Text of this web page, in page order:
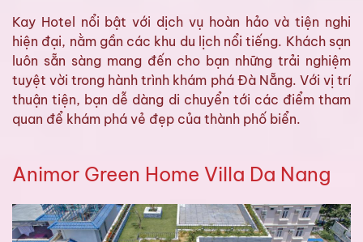
Kay Hotel nổi bật với dịch vụ hoàn hảo và tiện nghi
hiện đại, nằm gần các khu du lịch nổi tiếng. Khách sạn
luôn sẵn sàng mang đến cho bạn những trải nghiệm
tuyệt vời trong hành trình khám phá Đà Nẵng. Với vị trí
thuận tiện, bạn dễ dàng di chuyển tới các điểm tham
quan để khám phá vẻ đẹp của thành phố biển.
Animor Green Home Villa Da Nang